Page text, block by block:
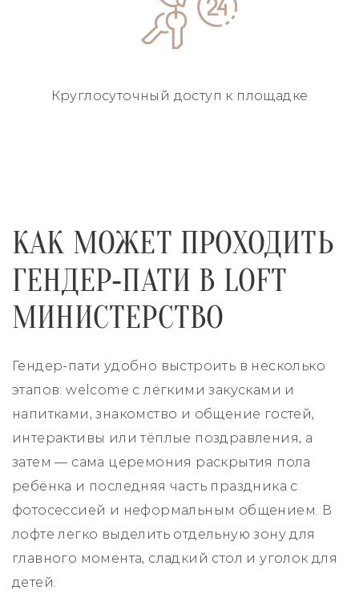
Круглосуточный доступ к площадке
КАК МОЖЕТ ПРОХОДИТЬ
ГЕНДЕР‑ПАТИ В LOFT
МИНИСТЕРСТВО
Гендер‑пати удобно выстроить в несколько
этапов: welcome с лёгкими закусками и
напитками, знакомство и общение гостей,
интерактивы или тёплые поздравления, а
затем — сама церемония раскрытия пола
ребёнка и последняя часть праздника с
фотосессией и неформальным общением. В
лофте легко выделить отдельную зону для
главного момента, сладкий стол и уголок для
детей.